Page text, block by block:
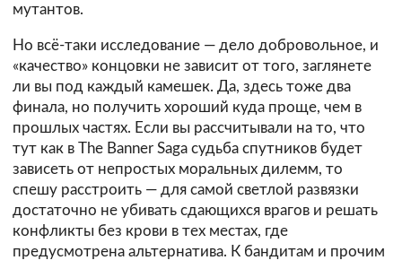
мутантов.
Но всё-таки исследование — дело добровольное, и
«качество» концовки не зависит от того, заглянете
ли вы под каждый камешек. Да, здесь тоже два
финала, но получить хороший куда проще, чем в
прошлых частях. Если вы рассчитывали на то, что
тут как в The Banner Saga судьба спутников будет
зависеть от непростых моральных дилемм, то
спешу расстроить — для самой светлой развязки
достаточно не убивать сдающихся врагов и решать
конфликты без крови в тех местах, где
предусмотрена альтернатива. К бандитам и прочим